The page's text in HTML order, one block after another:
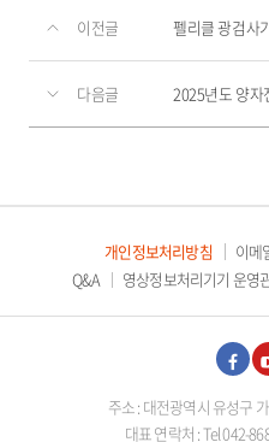
이전글 펠리클 광검사
다음글
개인정보처리방침 이메
Q&A
영상정보처리기기 운영
스북
주소 : 대전광역시 유성구
대표 연락처 : Tel 042-